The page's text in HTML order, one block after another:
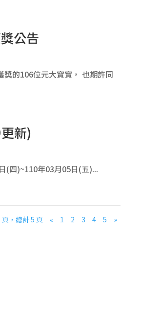
公告
的106位元大寶寶， 也期許同
新)
四)~110年03月05日(五)...
頁，總計 5 頁 « 1 2 3 4 5 »